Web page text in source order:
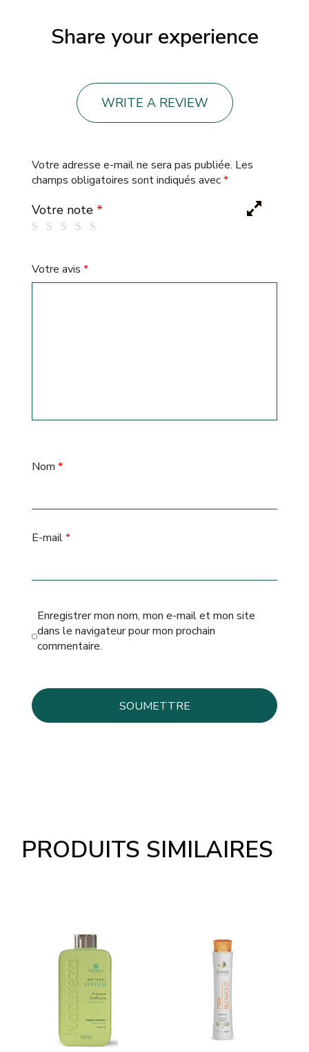
Share your experience
WRITE A REVIEW
Votre adresse e-mail ne sera pas publiée. Les
champs obligatoires sont indiqués avec*
Votre note *
Votre avis *
Nom *
E-mail*
Enregistrer mon nom, mon e-mail et mon site
dans le navigateur pour mon prochain
commentaire.
PRODUITS SIMILAIRES